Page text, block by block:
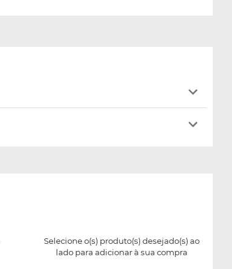
Selecione o(s) produto(s) desejado(s) ao
lado para adicionar à sua compra